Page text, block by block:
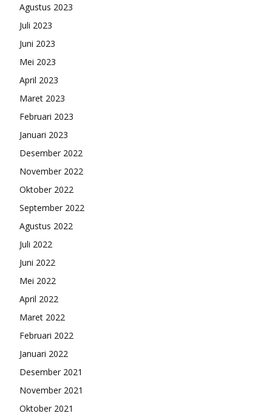
Agustus 2023
Juli 2023
Juni 2023
Mei 2023
April 2023
Maret 2023
Februari 2023
Januari 2023
Desember 2022
November 2022
Oktober 2022
September 2022
Agustus 2022
Juli 2022
Juni 2022
Mei 2022
April 2022
Maret 2022
Februari 2022
Januari 2022
Desember 2021
November 2021
Oktober 2021